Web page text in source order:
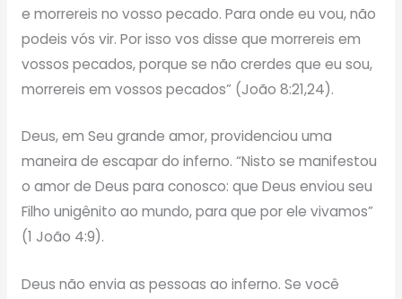
e morrereis no vosso pecado. Para onde eu vou, não
podeis vós vir. Por isso vos disse que morrereis em
vossos pecados, porque se não crerdes que eu sou,
morrereis em vossos pecados” (João 8:21,24).
Deus, em Seu grande amor, providenciou uma
maneira de escapar do inferno. “Nisto se manifestou
o amor de Deus para conosco: que Deus enviou seu
Filho unigênito ao mundo, para que por ele vivamos”
(1 João 4:9).
Deus não envia as pessoas ao inferno. Se você